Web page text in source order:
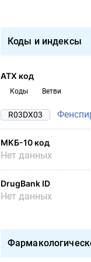
Коды и индексы
АТХ код
Коды Ветви
R03DX03
МКБ-10 код
Нет данных
DrugBank ID
Нет данных